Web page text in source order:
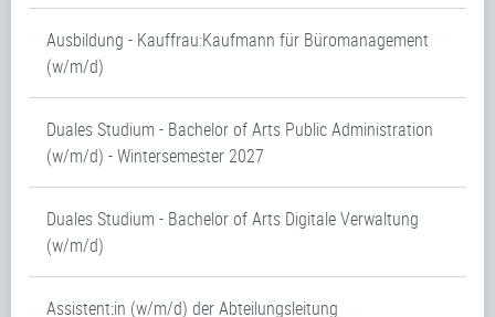
Ausbildung - Kauffrau:Kaufmann für Büromanagement
(w/m/d)
Duales Studium - Bachelor of Arts Public Administration
(w/m/d) - Wintersemester 2027
Duales Studium - Bachelor of Arts Digitale Verwaltung
(w/m/d)
Assistent:in (w/m/d) der Abteilungsleitung